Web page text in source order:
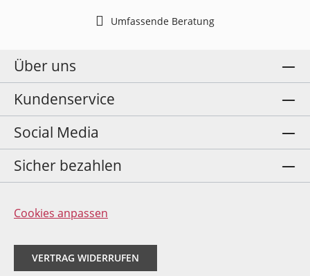
Umfassende Beratung
Über uns
Kundenservice
Social Media
Sicher bezahlen
Cookies anpassen
VERTRAG WIDERRUFEN